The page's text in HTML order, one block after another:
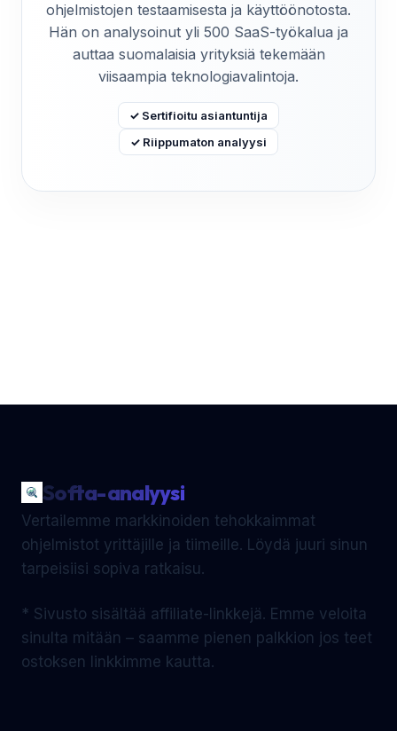
ohjelmistojen testaamisesta ja käyttöönotosta.
Hän on analysoinut yli 500 SaaS-työkalua ja
auttaa suomalaisia yrityksiä tekemään
viisaampia teknologiavalintoja.
✓ Sertifioitu asiantuntija
✓ Riippumaton analyysi
Softa-analyysi
Vertailemme markkinoiden tehokkaimmat
ohjelmistot yrittäjille ja tiimeille. Löydä juuri sinun
tarpeisiisi sopiva ratkaisu.
* Sivusto sisältää affiliate-linkkejä. Emme veloita
sinulta mitään – saamme pienen palkkion jos teet
ostoksen linkkimme kautta.